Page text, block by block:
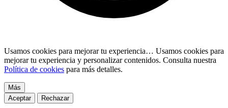
Usamos cookies para mejorar tu experiencia… Usamos cookies para
mejorar tu experiencia y personalizar contenidos. Consulta nuestra
Política de cookies para más detalles.
Más
Aceptar
Rechazar